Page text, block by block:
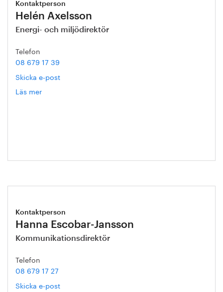
Kontaktperson
Helén Axelsson
Energi- och miljödirektör
Telefon
08 679 17 39
Skicka e-post
Läs mer
Kontaktperson
Hanna Escobar-Jansson
Kommunikationsdirektör
Telefon
08 679 17 27
Skicka e-post